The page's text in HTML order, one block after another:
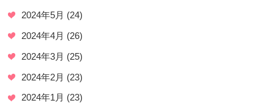
2024年5月 (24)
2024年4月 (26)
2024年3月 (25)
2024年2月 (23)
2024年1月 (23)